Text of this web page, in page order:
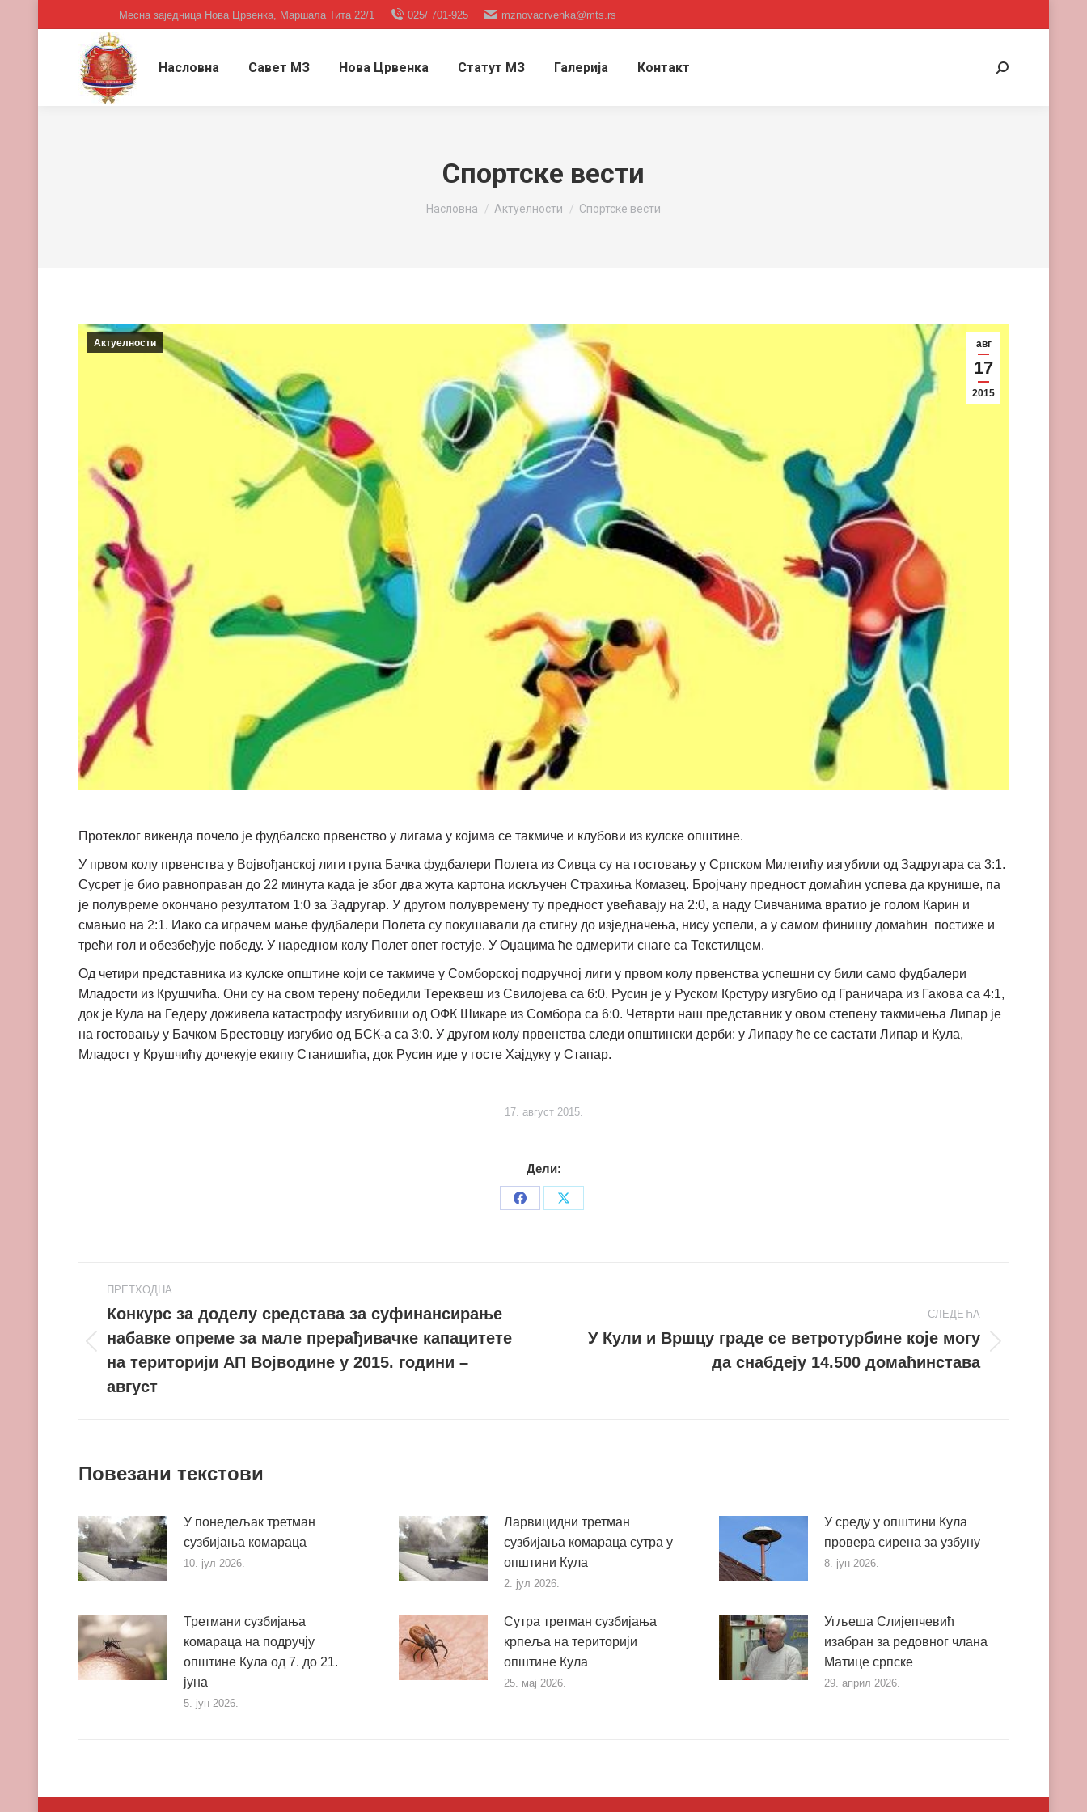
Месна заједница Нова Црвенка, Маршала Тита 22/1 025/ 701-925 mznovacrvenka@mts.rs
Насловна Савет МЗ Нова Црвенка Статут МЗ Галерија Контакт Search:
Спортске вести
You are here:
Насловна Актуелности Спортске вести
авг
17
2015
Актуелности
Протеклог викенда почело је фудбалско првенство у лигама у којима се такмиче и клубови из кулске општине.
У првом колу првенства у Војвођанској лиги група Бачка фудбалери Полета из Сивца су на гостовању у Српском Милетићу изгубили од Задругара са 3:1.
Сусрет је био равноправан до 22 минута када је због два жута картона искључен Страхиња Комазец. Бројчану предност домаћин успева да крунише, па
је полувреме окончано резултатом 1:0 за Задругар. У другом полувремену ту предност увећавају на 2:0, а наду Сивчанима вратио је голом Карин и
смањио на 2:1. Иако са играчем мање фудбалери Полета су покушавали да стигну до изједначења, нису успели, а у самом финишу домаћин постиже и
трећи гол и обезбеђује победу. У наредном колу Полет опет гостује. У Оџацима ће одмерити снаге са Текстилцем.
Од четири представника из кулске општине који се такмиче у Сомборској подручној лиги у првом колу првенства успешни су били само фудбалери
Младости из Крушчића. Они су на свом терену победили Тереквеш из Свилојева са 6:0. Русин је у Руском Крстуру изгубио од Граничара из Гакова са 4:1,
док је Кула на Гедеру доживела катастрофу изгубивши од ОФК Шикаре из Сомбора са 6:0. Четврти наш представник у овом степену такмичења Липар је
на гостовању у Бачком Брестовцу изгубио од БСК-а са 3:0. У другом колу првенства следи општински дерби: у Липару ће се састати Липар и Кула,
Младост у Крушчићу дочекује екипу Станишића, док Русин иде у госте Хајдуку у Стапар.
17. август 2015.
Дели:
Share
Share
Post
navigation
ПРЕТХОДНА
пост
Конкурс за доделу средстава за суфинансирање
набавке опреме за мале прерађивачке капацитете
на територији АП Војводине у 2015. години –
август
СЛЕДЕЋА
Следећи
У Кули и Вршцу граде се ветротурбине које могу
да снабдеју 14.500 домаћинстава
Повезани текстови
У понедељак третман
сузбијања комараца
10. јул 2026.
Ларвицидни третман
сузбијања комараца сутра у
општини Кула
2. јул 2026.
У среду у општини Кула
провера сирена за узбуну
8. јун 2026.
Третмани сузбијања
комараца на подручју
општине Кула од 7. до 21.
јуна
5. јун 2026.
Сутра третман сузбијања
крпеља на територији
општине Кула
25. мај 2026.
Угљеша Слијепчевић
изабран за редовног члана
Матице српске
29. април 2026.